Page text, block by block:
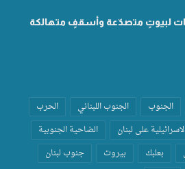
لبيوتٍ متصدّعة وأسقفٍ متهالكة
الجنوب الجنوب اللبناني
الحرب
على لبنان
الضاحية الجنوبية
بعلبك بيروت
جنوب لبنان